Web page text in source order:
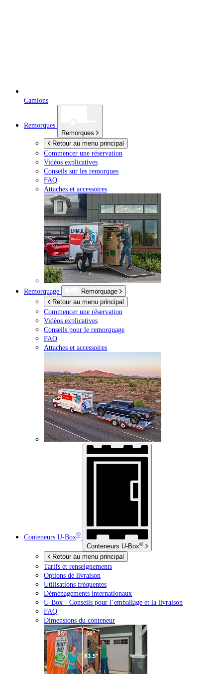
Camions
Remorques
Remorques
Retour au menu principal
Commencer une réservation
Vidéos explicatives
Conseils sur les remorques
FAQ
Attaches et accessoires
Remorquage
Remorquage
Retour au menu principal
Commencer une réservation
Vidéos explicatives
Conseils pour le remorquage
FAQ
Attaches et accessoires
Conteneurs U-Box®
Conteneurs U-Box®
Retour au menu principal
Tarifs et renseignements
Options de livraison
Utilisations fréquentes
Déménagements internationaux
U-Box - Conseils pour l’emballage et la livraison
FAQ
Dimensions du conteneur